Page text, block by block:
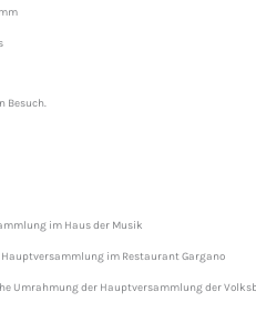
Besuch.
im Haus der Musik
im Restaurant Gargano
der Hauptversammlung der